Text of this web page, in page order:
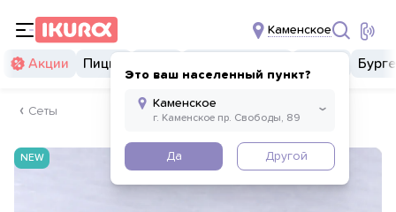
Каменское
Это ваш населенный пункт?
Да Другой
Акции Пицца
Сеты
NEW